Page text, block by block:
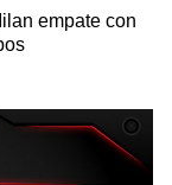
empate con